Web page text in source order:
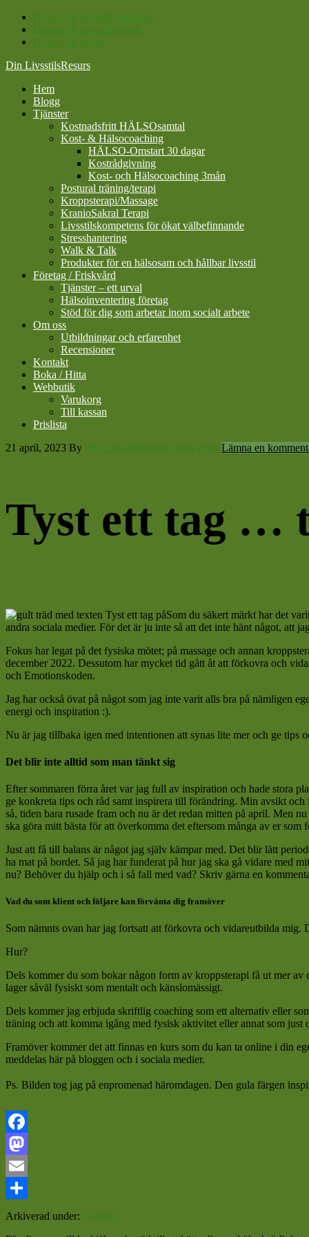
Hoppa till huvudnavigering
Hoppa till huvudinnehåll
Hoppa till sidfot
Din LivsstilsResurs
Hem
Blogg
Tjänster
Kostnadsfritt HÄLSOsamtal
Kost- & Hälsocoaching
HÄLSO-Omstart 30 dagar
Kostrådgivning
Kost- och Hälsocoaching 3mån
Postural träning/terapi
Kroppsterapi/Massage
KranioSakral Terapi
Livsstilskompetens för ökat välbefinnande
Stresshantering
Walk & Talk
Produkter för en hälsosam och hållbar livsstil
Företag / Friskvård
Tjänster – ett urval
Hälsoinventering företag
Stöd för dig som arbetar inom socialt arbete
Om oss
Utbildningar och erfarenhet
Recensioner
Kontakt
Boka / Hitta
Webbutik
Varukorg
Till kassan
Prislista
21 april, 2023 By Din LivsstilsResurs Nina Plato Lämna en
Tyst ett tag …
Som du säkert märkt har det
andra sociala medier. För det är ju inte så att det inte hänt något, att
Fokus har legat på det fysiska mötet; på massage och annan
december 2022. Dessutom har mycket tid gått åt att förkovra och
och Emotionskoden.
Jag har också övat på något som jag inte varit alls bra på nämligen
energi och inspiration :).
Nu är jag tillbaka igen med intentionen att synas lite mer och ge
Det blir inte alltid som man tänkt sig
Efter sommaren förra året var jag full av inspiration och hade stora
ge konkreta tips och råd samt inspirera till förändring. Min avsikt
så, tiden bara rusade fram och nu är det redan mitten på april. Men
ska göra mitt bästa för att överkomma det eftersom många av er
Just att få till balans är något jag själv kämpar med. Det blir lätt
ha mat på bordet. Så jag har funderat på hur jag ska gå vidare med
nu? Behöver du hjälp och i så fall med vad? Skriv gärna en
Vad du som klient och följare kan förvänta dig framöver
Som nämnts ovan har jag fortsatt att förkovra och vidareutbilda
Hur?
Dels kommer du som bokar någon form av kroppsterapi få ut mer av
lager såväl fysiskt som mentalt och känslomässigt.
Dels kommer jag erbjuda skriftlig coaching som ett alternativ eller
träning och att komma igång med fysisk aktivitet eller annat som
Framöver kommer det att finnas en kurs som du kan ta online i din
meddelas här på bloggen och i sociala medier.
Ps. Bilden tog jag på enpromenad häromdagen. Den gula färgen
Facebook
Mastodon
Email
Dela
Arkiverad under: Nyheter